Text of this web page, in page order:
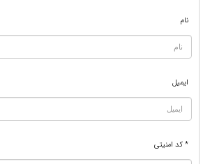
نام
ایمیل
* کد امنیتی